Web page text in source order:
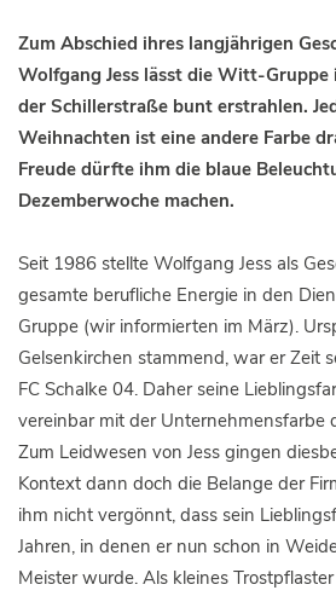
Zum Abschied ihres langjährigen
Wolfgang Jess lässt die Witt-Gruppe
der Schillerstraße bunt erstrahlen.
Weihnachten ist eine andere Farbe
Freude dürfte ihm die blaue
Dezemberwoche machen.
Seit 1986 stellte Wolfgang Jess als
gesamte berufliche Energie in den
Gruppe (wir informierten im März).
Gelsenkirchen stammend, war er Zeit
FC Schalke 04. Daher seine
vereinbar mit der Unternehmensfarbe
Zum Leidwesen von Jess gingen
Kontext dann doch die Belange der
ihm nicht vergönnt, dass sein
Jahren, in denen er nun schon in
Meister wurde. Als kleines